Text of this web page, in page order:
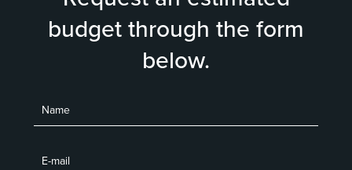
Driver's License
Passaport
budget through the form
below.
Name
E-mail